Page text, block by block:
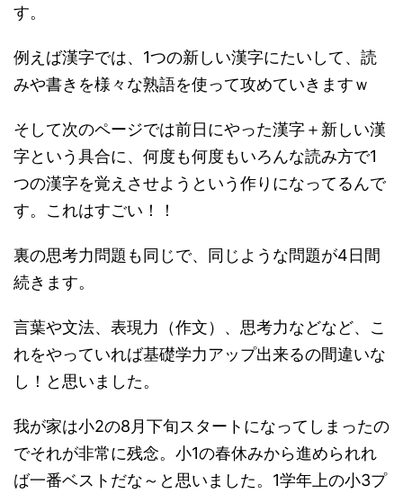
す。
例えば漢字では、1つの新しい漢字にたいして、読
みや書きを様々な熟語を使って攻めていきますｗ
そして次のページでは前日にやった漢字＋新しい漢
字という具合に、何度も何度もいろんな読み方で1
つの漢字を覚えさせようという作りになってるんで
す。これはすごい！！
裏の思考力問題も同じで、同じような問題が4日間
続きます。
言葉や文法、表現力（作文）、思考力などなど、こ
れをやっていれば基礎学力アップ出来るの間違いな
し！と思いました。
我が家は小2の8月下旬スタートになってしまったの
でそれが非常に残念。小1の春休みから進められれ
ば一番ベストだな～と思いました。1学年上の小3プ